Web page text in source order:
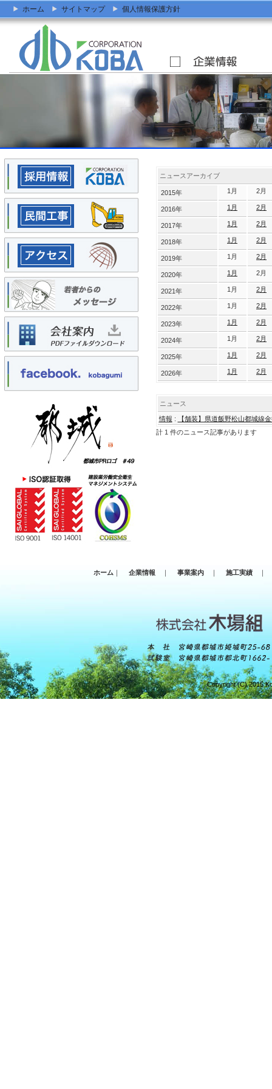
ホーム サイトマップ 個人情報保護方針
ニュースアーカイブ
2015年 1月 2月
2016年 1月 2月
2017年 1月 2月
2018年 1月 2月
2019年 1月 2月
2020年 1月 2月
2021年 1月 2月
2022年 1月 2月
2023年 1月 2月
2024年 1月 2月
2025年 1月 2月
2026年 1月 2月
ニュース
情報 :
【舗装】県道飯野松山都城線
計 1 件のニュース記事があります
ホーム ｜ 企業情報 ｜ 事業案内 ｜ 施工実績 ｜
Copyright (C) 2015